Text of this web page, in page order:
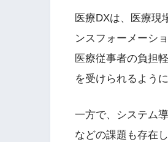
医療DXは、医療現
ンスフォーメーシ
医療従事者の負担
を受けられるよう
一方で、システム
などの課題も存在し